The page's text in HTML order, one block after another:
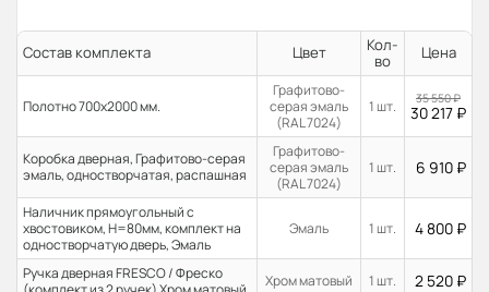
Состав комплекта Цвет
Кол-
во
Цена
Полотно 700x2000 мм.
Графитово-
серая эмаль
(RAL 7024)
1 шт. 35 550₽
30 217 ₽
Коробка дверная, Графитово-серая
эмаль, одностворчатая, распашная
Графитово-
серая эмаль
(RAL 7024)
1 шт. 6 910 ₽
Наличник прямоугольный с
хвостовиком, H=80мм, комплект на
одностворчатую дверь, Эмаль
Эмаль 1 шт. 4 800 ₽
Ручка дверная FRESCO / Фреско
Хром матовый 1 шт. 2 520 ₽